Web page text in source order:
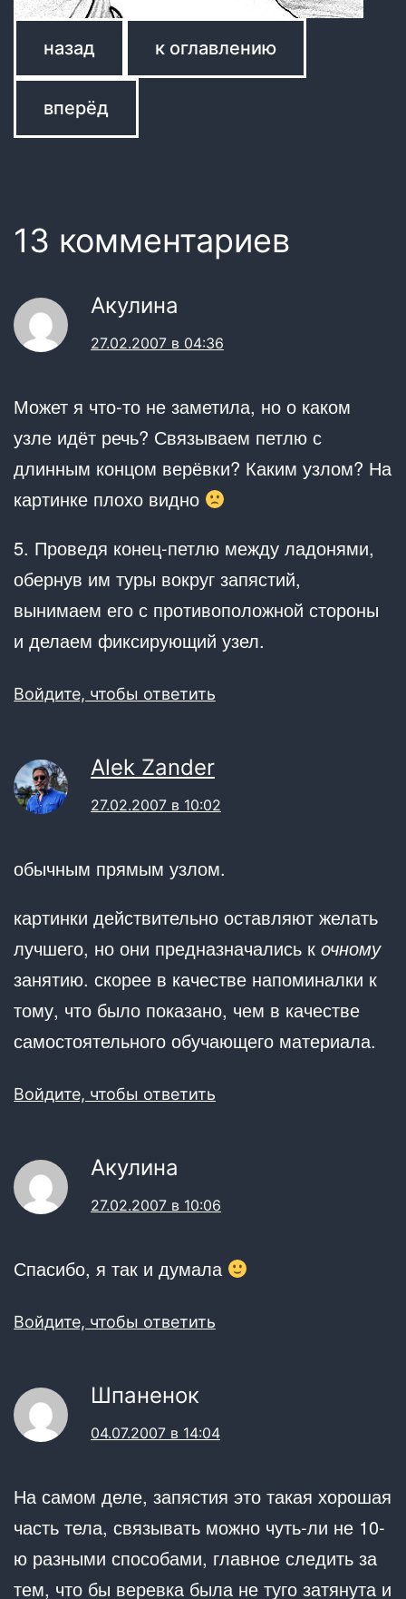
назад к оглавлению
вперёд
13 комментариев
Акулина
27.02.2007 в 04:36
Может я что-то не заметила, но о каком
узле идёт речь? Связываем петлю с
длинным концом верёвки? Каким узлом? На
картинке плохо видно
5. Проведя конец-петлю между ладонями,
обернув им туры вокруг запястий,
вынимаем его с противоположной стороны
и делаем фиксирующий узел.
Войдите, чтобы ответить
Alek Zander
27.02.2007 в 10:02
обычным прямым узлом.
картинки действительно оставляют желать
лучшего, но они предназначались к очному
занятию. скорее в качестве напоминалки к
тому, что было показано, чем в качестве
самостоятельного обучающего материала.
Войдите, чтобы ответить
Акулина
27.02.2007 в 10:06
Спасибо, я так и думала
Войдите, чтобы ответить
Шпаненок
04.07.2007 в 14:04
На самом деле, запястия это такая хорошая
часть тела, связывать можно чуть-ли не 10-
ю разными способами, главное следить за
тем, что бы веревка была не туго затянута и